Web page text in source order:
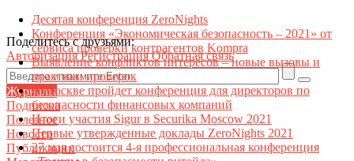
Поделитесь с друзьями:
АвторизацияРегистрацияОбратная связь
Журналы
Подписка
Полезное
Новости
Публикации
Десятая конференция ZeroNights
Конференция «Экономическая безопасность – 2021» от
сервиса проверки контрагентов Kompra
Выявление конфликтов интересов – новые вызовы и
практики проверок
В Москве пройдет конференция для директоров по
безопасности финансовых компаний
Итоги участия Sigur в Securika Moscow 2021
Первые утвержденные доклады ZeroNights 2021
27 мая состоится 4-я профессиональная конференция